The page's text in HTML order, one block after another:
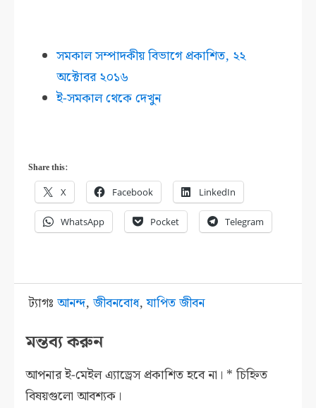
সমকাল সম্পাদকীয় বিভাগে প্রকাশিত, ২২
অক্টােবর২০১৬
ই-সমকাল থেকে দেখুন
Share this:
X Facebook LinkedIn
WhatsApp Pocket Telegram
ট্যাগঃআনন্দ,জীবনবোধ,যাপিত জীবন
মন্তব্য করুন
আপনার ই-মেইল এ্যাড্রেস প্রকাশিত হবে না। * চিহ্নিত
বিষয়গুলো আবশ্যক।